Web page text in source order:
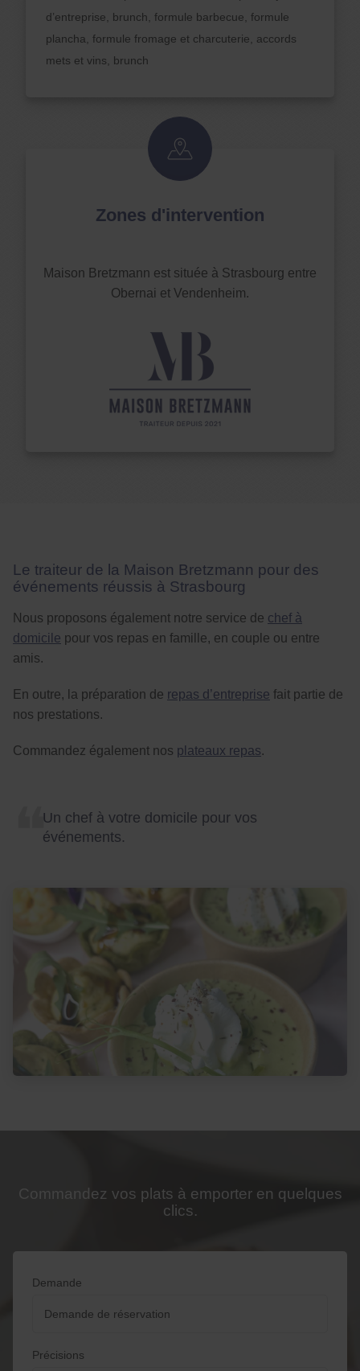
d’entreprise, brunch, formule barbecue, formule
plancha, formule fromage et charcuterie, accords
mets et vins, brunch
Zones d'intervention
Maison Bretzmann est située à Strasbourg entre
Obernai et Vendenheim.
Le traiteur de la Maison Bretzmann pour des
événements réussis à Strasbourg
Nous proposons également notre service de chef à
domicile pour vos repas en famille, en couple ou entre
amis.
En outre, la préparation de repas d’entreprise fait partie de
nos prestations.
Commandez également nos plateaux repas.
Un chef à votre domicile pour vos
événements.
Commandez vos plats à emporter en quelques
clics.
Demande
Précisions